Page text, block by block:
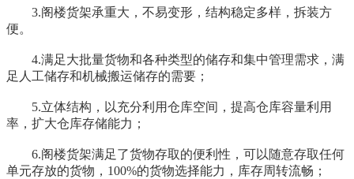
3.阁楼货架承重大，不易变形，结构稳定多样，拆装方
便。
4.满足大批量货物和各种类型的储存和集中管理需求，满
足人工储存和机械搬运储存的需要；
5.立体结构，以充分利用仓库空间，提高仓库容量利用
率，扩大仓库存储能力；
6.阁楼货架满足了货物存取的便利性，可以随意存取任何
单元存放的货物，100%的货物选择能力，库存周转流畅；